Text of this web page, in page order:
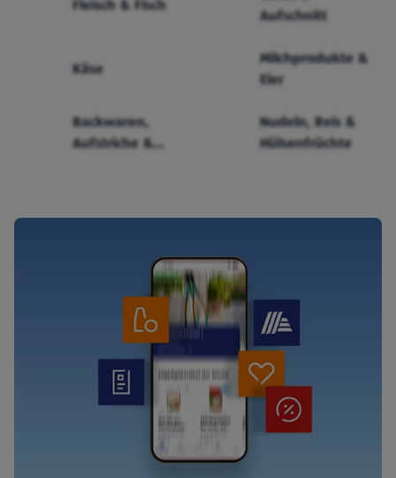
Fleisch & Fisch
Aufschnitt
Käse
Milchprodukte &
Eier
Backwaren,
Aufstriche &
Nudeln, Reis &
Hülsenfrüchte